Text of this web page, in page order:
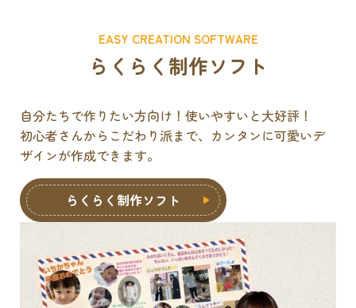
EASY CREATION SOFTWARE
らくらく制作ソフト
自分たちで作りたい方向け！使いやすいと大好評！
初心者さんからこだわり派まで、カンタンに可愛いデ
ザインが作成できます。
らくらく制作ソフト